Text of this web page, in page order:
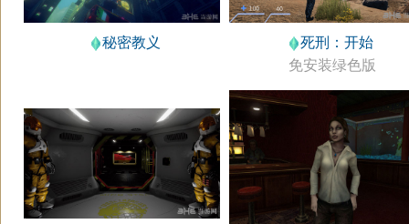
秘密教义
死刑：开始
免安装绿色版